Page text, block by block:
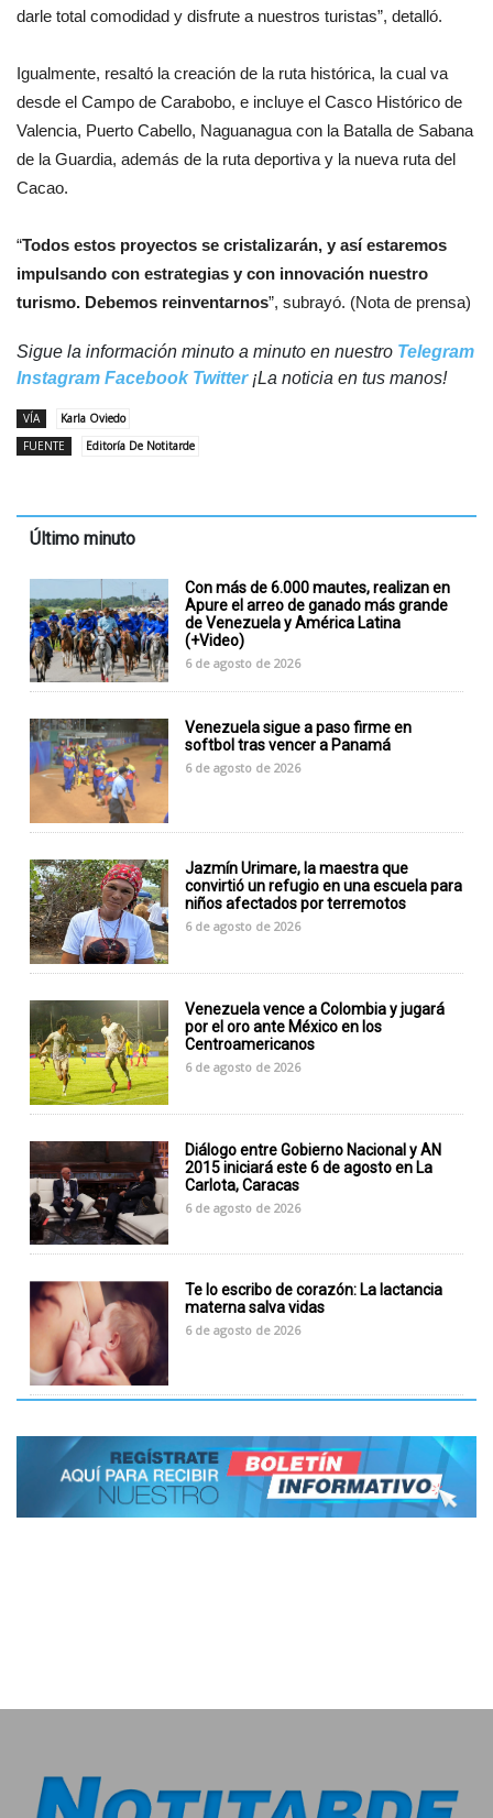
darle total comodidad y disfrute a nuestros turistas”, detalló.
Igualmente, resaltó la creación de la ruta histórica, la cual va
desde el Campo de Carabobo, e incluye el Casco Histórico de
Valencia, Puerto Cabello, Naguanagua con la Batalla de Sabana
de la Guardia, además de la ruta deportiva y la nueva ruta del
Cacao.
“Todos estos proyectos se cristalizarán, y así estaremos
impulsando con estrategias y con innovación nuestro
turismo. Debemos reinventarnos”, subrayó. (Nota de prensa)
Sigue la información minuto a minuto en nuestro Telegram
Instagram Facebook Twitter¡La noticia en tus manos!
VÍA
Karla Oviedo
FUENTE
Editoría De Notitarde
Último minuto
Con más de 6.000 mautes, realizan en
Apure el arreo de ganado más grande
de Venezuela y América Latina
(+Video)
6 de agosto de 2026
Venezuela sigue a paso firme en
softbol tras vencer a Panamá
6 de agosto de 2026
Jazmín Urimare, la maestra que
convirtió un refugio en una escuela para
niños afectados por terremotos
6 de agosto de 2026
Venezuela vence a Colombia y jugará
por el oro ante México en los
Centroamericanos
6 de agosto de 2026
Diálogo entre Gobierno Nacional y AN
2015 iniciará este 6 de agosto en La
Carlota, Caracas
6 de agosto de 2026
Te lo escribo de corazón: La lactancia
materna salva vidas
6 de agosto de 2026